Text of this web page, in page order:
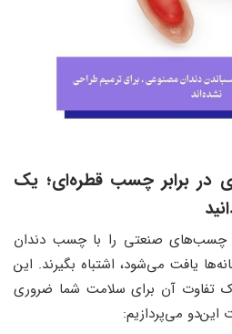
در برابر چسب قطره‌ای؛ یک
چسب‌های صنعتی را با چسب دندان
یافت می‌شود، اشتباه بگیرند. این
تفاوت آن برای سلامت شما ضروری
این‌دو می‌پردازیم: